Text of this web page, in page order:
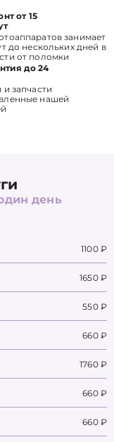
от 15
занимает
до нескольких дней в
от поломки
до 24
и запчасти
нашей
день
1100 ₽
1650 ₽
550 ₽
660 ₽
1760 ₽
660 ₽
660 ₽